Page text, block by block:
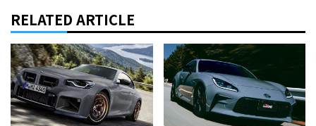
RELATED ARTICLE